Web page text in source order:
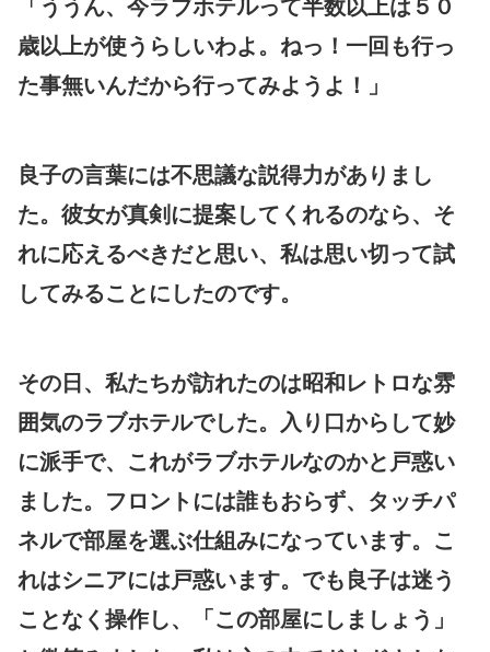
「ううん、今ラブホテルって半数以上は５０
歳以上が使うらしいわよ。ねっ！一回も行っ
た事無いんだから行ってみようよ！」
良子の言葉には不思議な説得力がありまし
た。彼女が真剣に提案してくれるのなら、そ
れに応えるべきだと思い、私は思い切って試
してみることにしたのです。
その日、私たちが訪れたのは昭和レトロな雰
囲気のラブホテルでした。入り口からして妙
に派手で、これがラブホテルなのかと戸惑い
ました。フロントには誰もおらず、タッチパ
ネルで部屋を選ぶ仕組みになっています。こ
れはシニアには戸惑います。でも良子は迷う
ことなく操作し、「この部屋にしましょう」